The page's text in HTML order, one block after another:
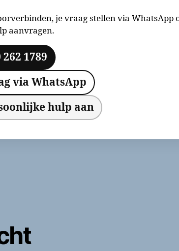
je vraag stellen via WhatsApp
aanvragen.
1789
via WhatsApp
hulp aan